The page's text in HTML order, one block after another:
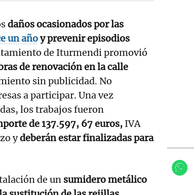
daños ocasionados por las
un añoy prevenir episodios
de Iturmendi promovió
de renovación en la calle
sin publicidad. No
a participar. Una vez
los trabajos fueron
de 137.597, 67 euros, IVA
ydeberán estar finalizadas para
de un sumidero metálico